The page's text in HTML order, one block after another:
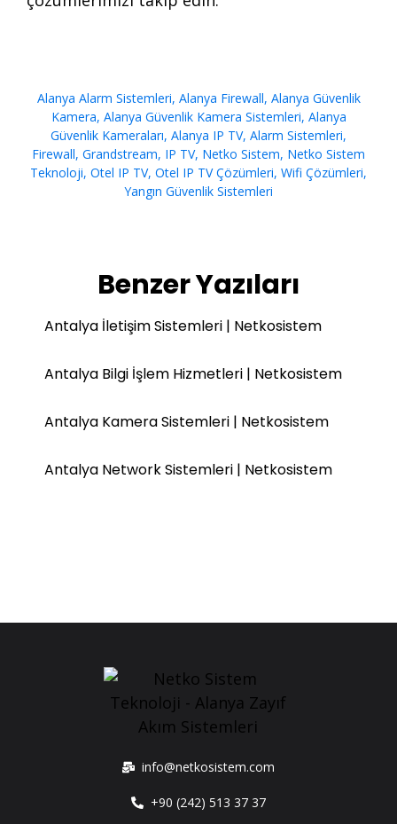
Alanya Alarm Sistemleri, Alanya Firewall, Alanya Güvenlik
Kamera, Alanya Güvenlik Kamera Sistemleri, Alanya
Güvenlik Kameraları, Alanya IP TV, Alarm Sistemleri,
Firewall, Grandstream, IP TV, Netko Sistem, Netko Sistem
Teknoloji, Otel IP TV, Otel IP TV Çözümleri, Wifi Çözümleri,
Yangın Güvenlik Sistemleri
Benzer Yazıları
Antalya İletişim Sistemleri | Netkosistem
Antalya Bilgi İşlem Hizmetleri | Netkosistem
Antalya Kamera Sistemleri | Netkosistem
Antalya Network Sistemleri | Netkosistem
info@netkosistem.com
+90 (242) 513 37 37